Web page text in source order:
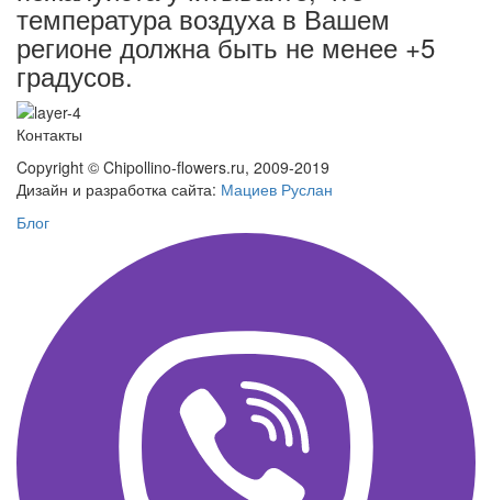
температура воздуха в Вашем
регионе должна быть не менее +5
градусов.
Контакты
Copyright © Chipollino-flowers.ru, 2009-2019
Дизайн и разработка сайта: Мациев Руслан
Блог